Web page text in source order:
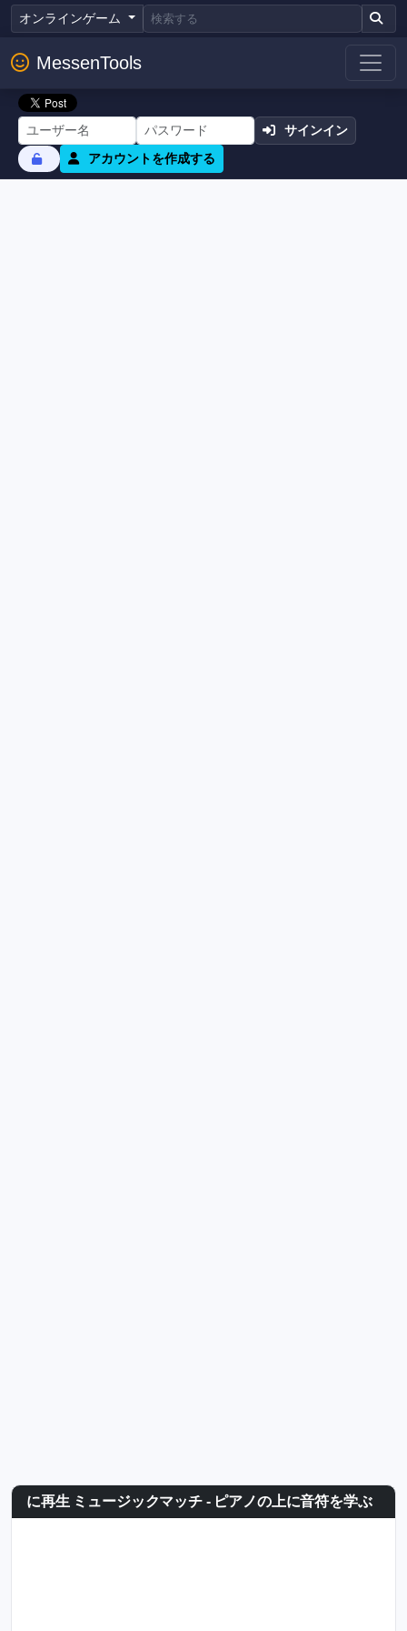
オンラインゲーム
MessenTools
サインイン
アカウントを作成する
に再生 ミュージックマッチ - ピアノの上に音符を学ぶ